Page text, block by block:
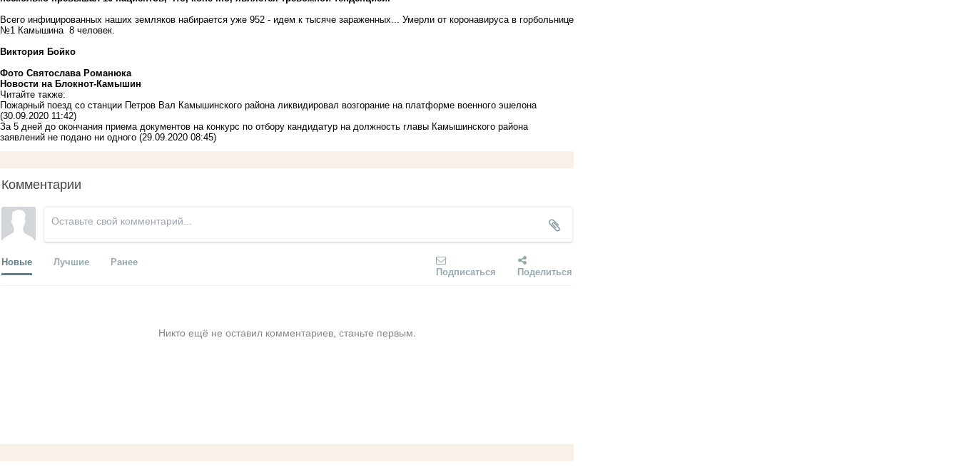
Всего инфицированных наших земляков набирается уже 952 - идем к тысяче зараженных... Умерли от коронавируса в горбольнице
№1 Камышина 8 человек.
Виктория Бойко
Фото Святослава Романюка
Новости на Блoкнoт-Камышин
Читайте также:
Пожарный поезд со станции Петров Вал Камышинского района ликвидировал возгорание на платформе военного эшелона
(30.09.2020 11:42)
За 5 дней до окончания приема документов на конкурс по отбору кандидатур на должность главы Камышинского района
заявлений не подано ни одного (29.09.2020 08:45)
Комментарии
Новые Лучшие Ранее
Подписаться Поделиться
Никто ещё не оставил комментариев, станьте первым.